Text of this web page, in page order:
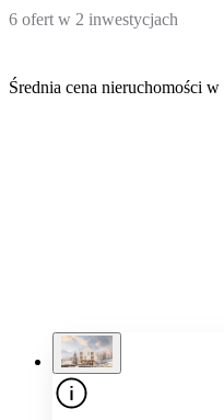
6 ofert w 2 inwestycjach
Średnia cena nieruchomości